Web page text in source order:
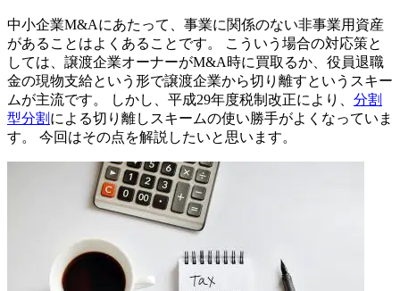
中小企業M&Aにあたって、事業に関係のない非事業用資産
があることはよくあることです。 こういう場合の対応策と
しては、譲渡企業オーナーがM&A時に買取るか、役員退職
金の現物支給という形で譲渡企業から切り離すというスキー
ムが主流です。 しかし、平成29年度税制改正により、 分割
型分割 による切り離しスキームの使い勝手がよくなっていま
す。 今回はその点を解説したいと思います。